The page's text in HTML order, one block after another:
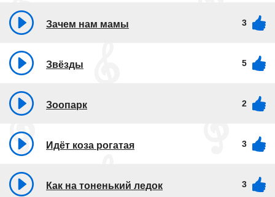
Зачем нам мамы 3
Звёзды 5
Зоопарк 2
Идёт коза рогатая 3
Как на тоненький ледок 3